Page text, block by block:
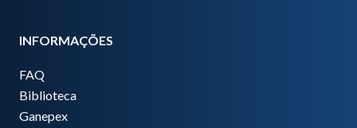
INFORMAÇÕES
FAQ
Biblioteca
Ganepex